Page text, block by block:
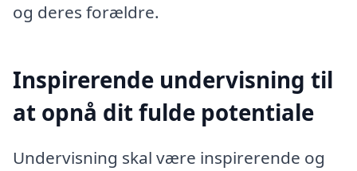
og deres forældre.
Inspirerende undervisning til
at opnå dit fulde potentiale
Undervisning skal være inspirerende og